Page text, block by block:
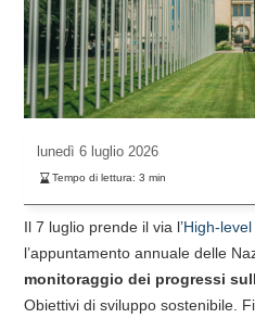
lunedì 6 luglio 2026
Tempo di lettura:3 min
Il 7 luglio prende il via l’High-
l’appuntamento annuale delle
monitoraggio dei progressi
Obiettivi di sviluppo sostenibile.